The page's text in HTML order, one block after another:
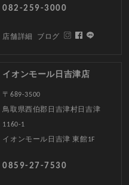
082-259-3000
店舗詳細 ブログ
イオンモール日吉津店
〒689-3500
鳥取県西伯郡日吉津村日吉津
1160-1
イオンモール日吉津 東館1F
0859-27-7530